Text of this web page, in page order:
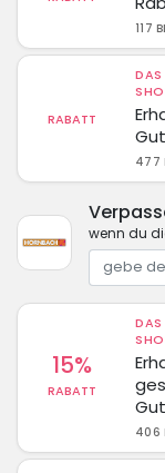
117
RABATT
DAS
477
wenn du
15%
RABATT
DAS
406